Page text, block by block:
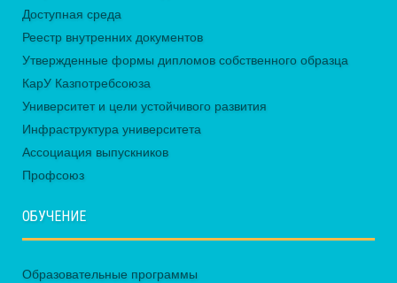
Доступная среда
Реестр внутренних документов
Утвержденные формы дипломов собственного образца
КарУ Казпотребсоюза
Университет и цели устойчивого развития
Инфраструктура университета
Ассоциация выпускников
Профсоюз
ОБУЧЕНИЕ
Образовательные программы